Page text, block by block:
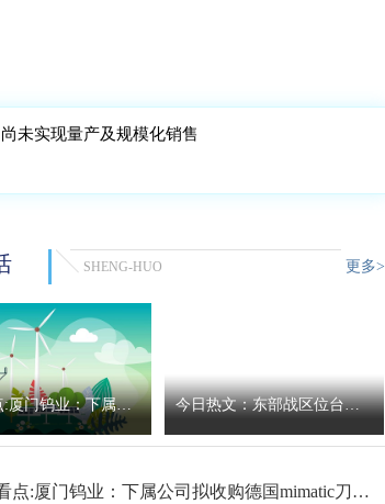
未实现量产及规模化销售
SHENG-HUO 更多>
:厦门钨业：下属公 今日热文：东部战区位台岛
点:厦门钨业：下属公司拟收购德国mimatic刀具